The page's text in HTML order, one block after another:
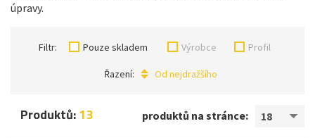
úpravy.
Filtr: Pouze skladem Výrobce Profil
Řazení: Od nejdražšího
produktů na stránce: 18
Produktů:13